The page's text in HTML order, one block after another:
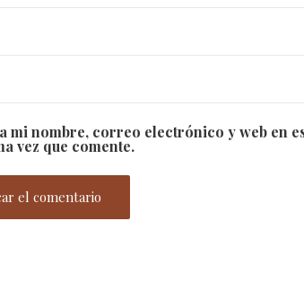
mi nombre, correo electrónico y web en
vez que comente.